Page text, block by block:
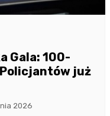
Gala: 100-
już
2026